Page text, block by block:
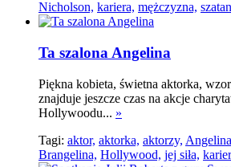
Nicholson, kariera, mężczyzna, szatan
Ta szalona Angelina
Piękna kobieta, świetna aktorka,
znajduje jeszcze czas na akcje
Hollywoodu... »
Tagi: aktor, aktorka, aktorzy,
Brangelina, Hollywood, jej siła,